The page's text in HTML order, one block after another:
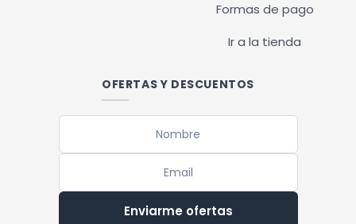
Formas de pago
Ir a la tienda
OFERTAS Y DESCUENTOS
Enviarme ofertas